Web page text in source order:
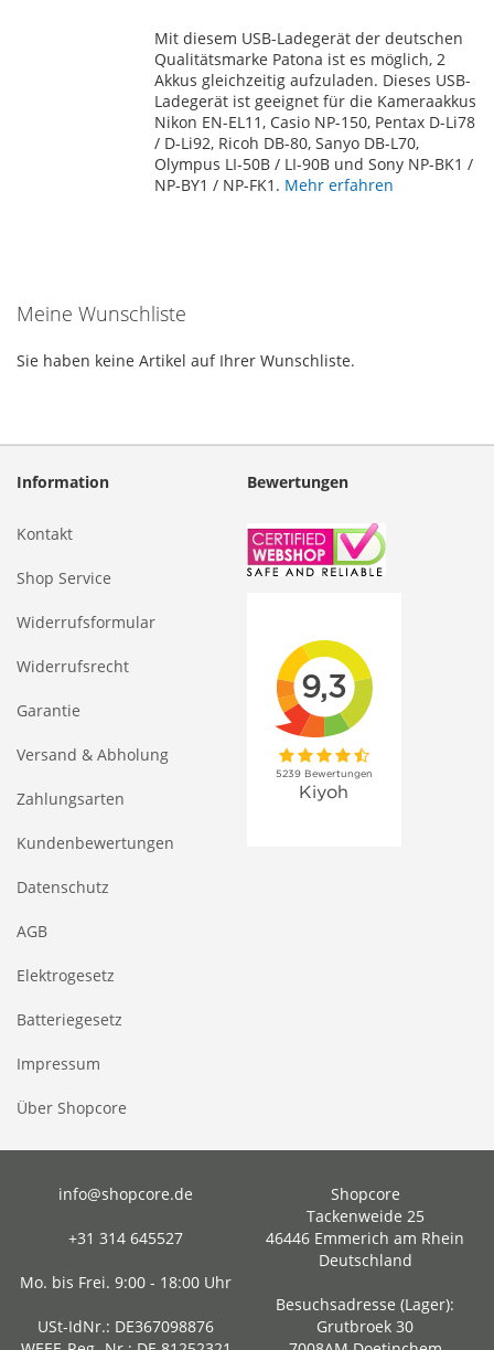
HINZUFÜGEN
HINZUFÜGEN
Mit diesem USB-Ladegerät der deutschen
Qualitätsmarke Patona ist es möglich, 2
Akkus gleichzeitig aufzuladen. Dieses USB-
Ladegerät ist geeignet für die Kameraakkus
Nikon EN-EL11, Casio NP-150, Pentax D-Li78
/ D-Li92, Ricoh DB-80, Sanyo DB-L70,
Olympus LI-50B / LI-90B und Sony NP-BK1 /
NP-BY1 / NP-FK1. Mehr erfahren
Meine Wunschliste
Sie haben keine Artikel auf Ihrer Wunschliste.
Information
Kontakt
Shop Service
Widerrufsformular
Widerrufsrecht
Garantie
Versand & Abholung
Zahlungsarten
Kundenbewertungen
Datenschutz
AGB
Elektrogesetz
Batteriegesetz
Impressum
Über Shopcore
Bewertungen
info@shopcore.de
+31 314 645527
Mo. bis Frei. 9:00 - 18:00 Uhr
USt-IdNr.: DE367098876
Shopcore
Tackenweide 25
46446 Emmerich am Rhein
Deutschland
Besuchsadresse (Lager):
Grutbroek 30